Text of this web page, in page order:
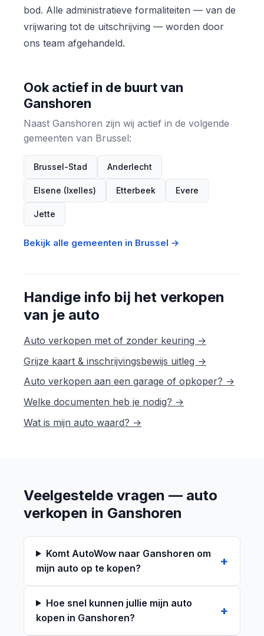
bod. Alle administratieve formaliteiten — van de
vrijwaring tot de uitschrijving — worden door
ons team afgehandeld.
Ook actief in de buurt van
Ganshoren
Naast Ganshoren zijn wij actief in de volgende
gemeenten van Brussel:
Brussel-Stad Anderlecht
Elsene (Ixelles) Etterbeek Evere
Jette
Bekijk alle gemeenten in Brussel →
Handige info bij het verkopen
van je auto
Auto verkopen met of zonder keuring →
Grijze kaart & inschrijvingsbewijs uitleg →
Auto verkopen aan een garage of opkoper? →
Welke documenten heb je nodig? →
Wat is mijn auto waard? →
Veelgestelde vragen — auto
verkopen in Ganshoren
Komt AutoWow naar Ganshoren om
mijn auto op te kopen?
Hoe snel kunnen jullie mijn auto
kopen in Ganshoren?